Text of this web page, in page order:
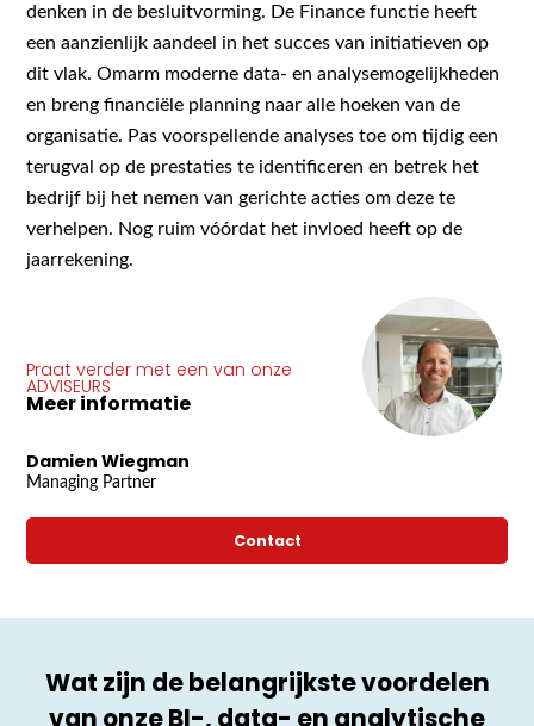
denken in de besluitvorming. De Finance functie heeft
een aanzienlijk aandeel in het succes van initiatieven op
dit vlak. Omarm moderne data- en analysemogelijkheden
en breng financiële planning naar alle hoeken van de
organisatie. Pas voorspellende analyses toe om tijdig een
terugval op de prestaties te identificeren en betrek het
bedrijf bij het nemen van gerichte acties om deze te
verhelpen. Nog ruim vóórdat het invloed heeft op de
jaarrekening.
Praat verder met een van onze
ADVISEURS
Meer informatie
Damien Wiegman
Managing Partner
Contact
Wat zijn de belangrijkste voordelen
van onze BI-, data- en analytische